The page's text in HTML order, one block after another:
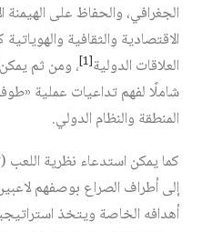
الجغرافي، والحفاظ على الهيمنة
الاقتصادية والثقافية
العلاقات الدولية[1] ، ومن ثم يمكن
شاملًا لفهم تداعيات عملية
المنطقة والنظام الدولي.
إلى أطراف الصراع بوصفهم
أهدافه الخاصة ويتخذ